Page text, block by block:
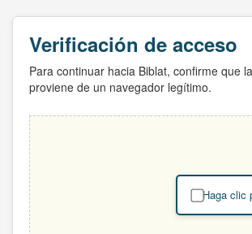
Verificación de acceso
Para continuar hacia Biblat, confirme que
proviene de un navegador legítimo.
Haga clic